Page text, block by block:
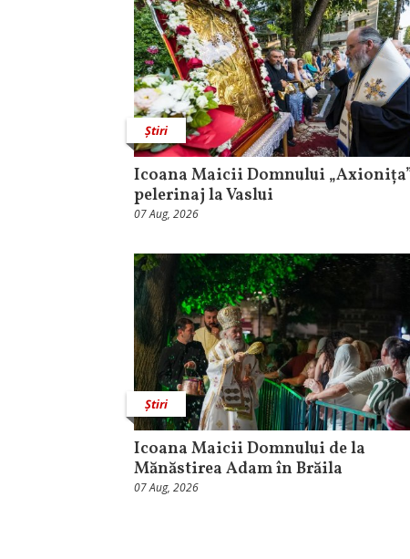
Știri
Icoana Maicii Domnului
pelerinaj la Vaslui
07 Aug, 2026
Știri
Icoana Maicii Domnului de la
Mănăstirea Adam în Brăila
07 Aug, 2026